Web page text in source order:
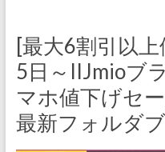
[最大6割引以
5日～IIJmioブ
マホ値下げセ
最新フォルダ